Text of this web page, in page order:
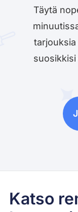
Täytä
Katso